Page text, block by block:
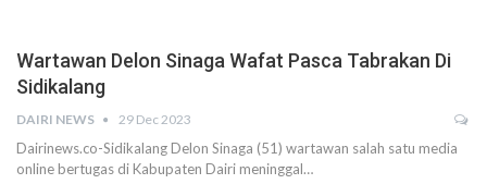
Wartawan Delon Sinaga Wafat Pasca Tabrakan Di
Sidikalang
DAIRI NEWS 29 Dec 2023
Dairinews.co-Sidikalang Delon Sinaga (51) wartawan salah satu media
online bertugas di Kabupaten Dairi meninggal…